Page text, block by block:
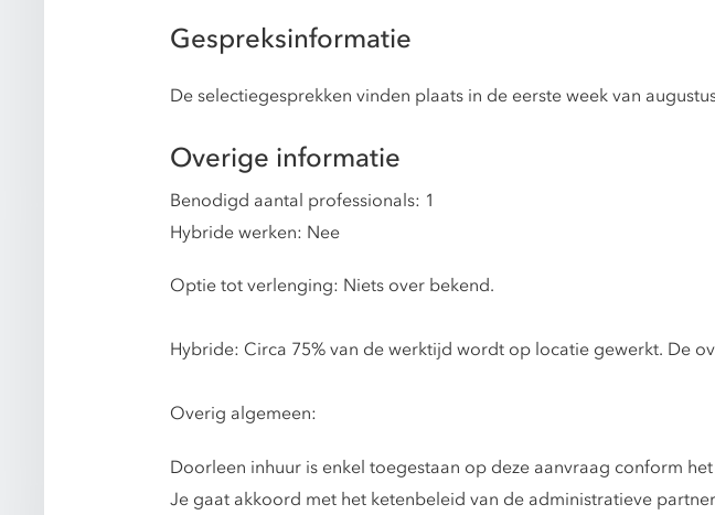
Gespreksinformatie
De selectiegesprekken vinden plaats in de eerste week van
Overige informatie
Benodigd aantal professionals: 1
Hybride werken: Nee
Optie tot verlenging: Niets over bekend.
Hybride: Circa 75% van de werktijd wordt op locatie gewerkt. De
Overig algemeen:
Doorleen inhuur is enkel toegestaan op deze aanvraag conform
Je gaat akkoord met het ketenbeleid van de administratieve